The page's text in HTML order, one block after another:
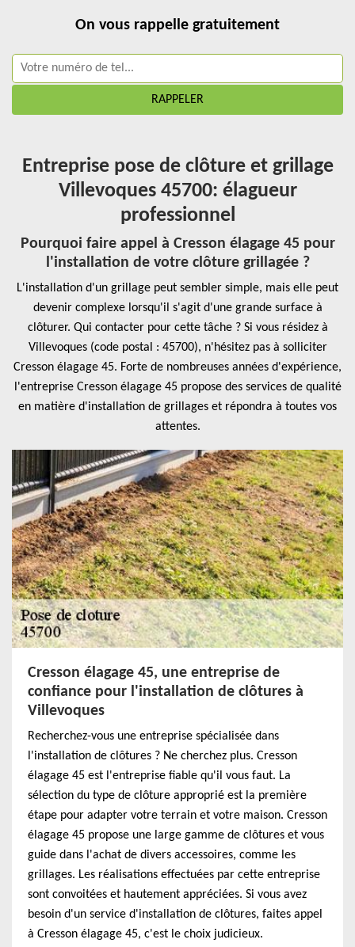
On vous rappelle gratuitement
Entreprise pose de clôture et grillage
Villevoques 45700: élagueur
professionnel
Pourquoi faire appel à Cresson élagage 45 pour
l'installation de votre clôture grillagée ?
L'installation d'un grillage peut sembler simple, mais elle peut
devenir complexe lorsqu'il s'agit d'une grande surface à
clôturer. Qui contacter pour cette tâche ? Si vous résidez à
Villevoques (code postal : 45700), n'hésitez pas à solliciter
Cresson élagage 45. Forte de nombreuses années d'expérience,
l'entreprise Cresson élagage 45 propose des services de qualité
en matière d'installation de grillages et répondra à toutes vos
attentes.
Cresson élagage 45, une entreprise de
confiance pour l'installation de clôtures à
Villevoques
Recherchez-vous une entreprise spécialisée dans
l'installation de clôtures ? Ne cherchez plus. Cresson
élagage 45 est l'entreprise fiable qu'il vous faut. La
sélection du type de clôture approprié est la première
étape pour adapter votre terrain et votre maison. Cresson
élagage 45 propose une large gamme de clôtures et vous
guide dans l'achat de divers accessoires, comme les
grillages. Les réalisations effectuées par cette entreprise
sont convoitées et hautement appréciées. Si vous avez
besoin d'un service d'installation de clôtures, faites appel
à Cresson élagage 45, c'est le choix judicieux.